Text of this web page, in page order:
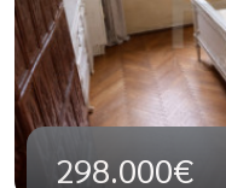
298.000€